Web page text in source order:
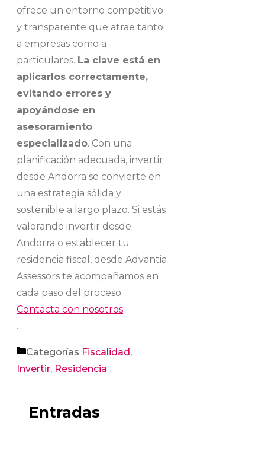
ofrece un entorno competitivo
y transparente que atrae tanto
a empresas como a
particulares. La clave está en
aplicarlos correctamente,
evitando errores y
apoyándose en
asesoramiento
especializado. Con una
planificación adecuada, invertir
desde Andorra se convierte en
una estrategia sólida y
sostenible a largo plazo. Si estás
valorando invertir desde
Andorra o establecer tu
residencia fiscal, desde Advantia
Assessors te acompañamos en
cada paso del proceso.
Contacta con nosotros.
.
Categorías Fiscalidad,
Invertir, Residencia
Entradas